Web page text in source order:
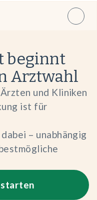
beginnt
Arztwahl
und Kliniken
ist für
– unabhängig